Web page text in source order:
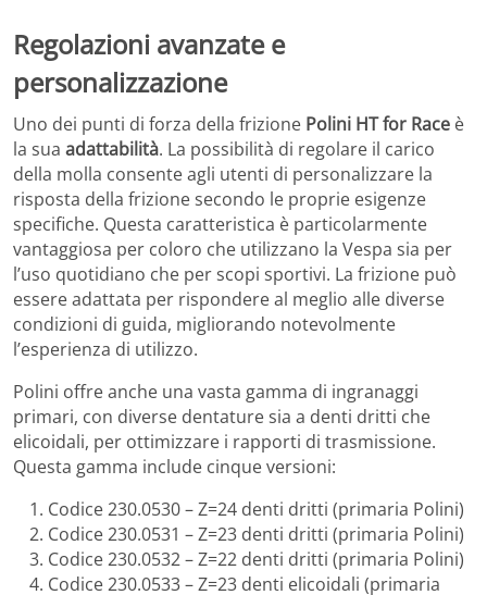
Regolazioni avanzate e
personalizzazione
Uno dei punti di forza della frizione Polini HT for Race è
la sua adattabilità. La possibilità di regolare il carico
della molla consente agli utenti di personalizzare la
risposta della frizione secondo le proprie esigenze
specifiche. Questa caratteristica è particolarmente
vantaggiosa per coloro che utilizzano la Vespa sia per
l’uso quotidiano che per scopi sportivi. La frizione può
essere adattata per rispondere al meglio alle diverse
condizioni di guida, migliorando notevolmente
l’esperienza di utilizzo.
Polini offre anche una vasta gamma di ingranaggi
primari, con diverse dentature sia a denti dritti che
elicoidali, per ottimizzare i rapporti di trasmissione.
Questa gamma include cinque versioni:
Codice 230.0530 – Z=24 denti dritti (primaria Polini)
Codice 230.0531 – Z=23 denti dritti (primaria Polini)
Codice 230.0532 – Z=22 denti dritti (primaria Polini)
Codice 230.0533 – Z=23 denti elicoidali (primaria